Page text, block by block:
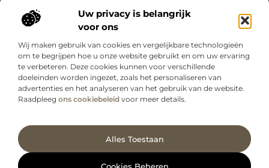
Uw privacy is belangrijk
voor ons
Wij maken gebruik van cookies en vergelijkbare technologieën
om te begrijpen hoe u onze website gebruikt en om uw ervaring
te verbeteren. Deze cookies kunnen voor verschillende
doeleinden worden ingezet, zoals het personaliseren van
advertenties en het analyseren van het gebruik van de website.
Raadpleeg ons cookiebeleid voor meer details.
Alles Toestaan
Cookies Beheren
Ga Naar
Bericht categorie
Onze informatie
@2025 www.grotemarktberaad.nl. All Right Reserved.